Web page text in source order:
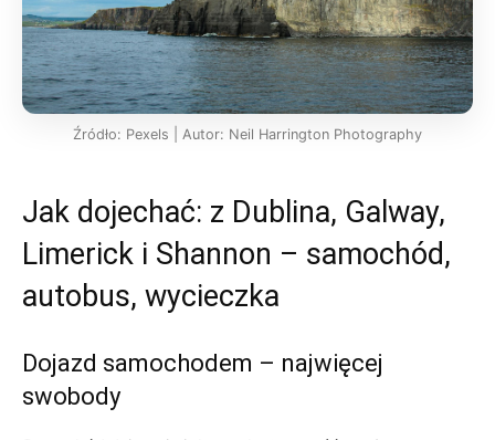
Źródło: Pexels | Autor: Neil Harrington Photography
Jak dojechać: z Dublina, Galway,
Limerick i Shannon – samochód,
autobus, wycieczka
Dojazd samochodem – najwięcej
swobody